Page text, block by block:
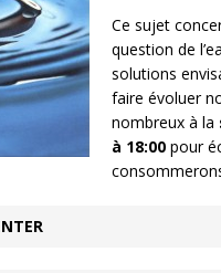
Ce sujet
question de
solutions
faire évoluer
nombreux à la
à 18:00 pour